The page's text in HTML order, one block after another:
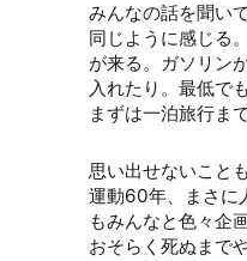
みんなの話を聞い
同じように感じる
が来る。ガソリン
入れたり。最低で
まずは一泊旅行ま
思い出せないこと
運動60年、まさに
もみんなと色々企
おそらく死ぬまで